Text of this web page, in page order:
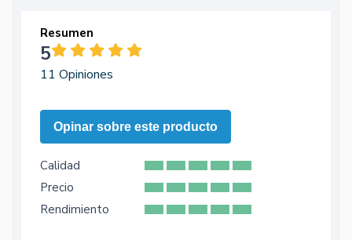
Resumen
5
11 Opiniones
Opinar sobre este producto
Calidad
Precio
Rendimiento